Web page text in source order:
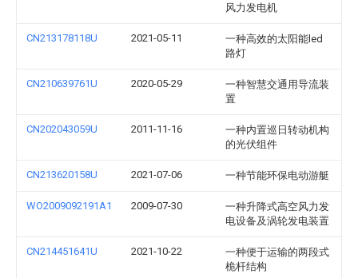
风力发电机
CN213178118U 2021-05-11
一种高效的太阳能led
路灯
CN210639761U 2020-05-29
一种智慧交通用导流装
置
CN202043059U 2011-11-16
一种内置巡日转动机构
的光伏组件
CN213620158U 2021-07-06 一种节能环保电动游艇
WO2009092191A1 2009-07-30
一种升降式高空风力发
电设备及涡轮发电装置
CN214451641U 2021-10-22
一种便于运输的两段式
桅杆结构